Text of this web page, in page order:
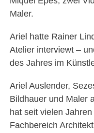
Maler.
Ariel hatte Rainer
Atelier interviewt –
des Jahres im
Ariel Auslender,
Bildhauer und Maler
hat seit vielen
Fachbereich